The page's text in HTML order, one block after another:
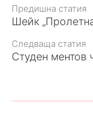
Към
статията
Предишна статия
Шейк
Следваща статия
Студен ментов